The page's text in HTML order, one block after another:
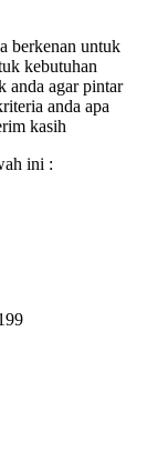
berkenan untuk
kebutuhan
anda agar pintar
anda apa
kasih
ini :